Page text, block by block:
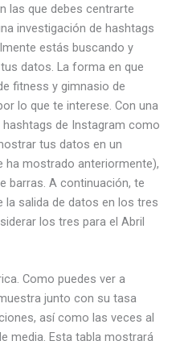
las que debes centrarte
investigación de hashtags
estás buscando y
datos. La forma en que
fitness y gimnasio de
lo que te interese. Con una
de Instagram como
tus datos en un
ha mostrado anteriormente),
barras. A continuación, te
salida de datos en los tres
los tres para el Abril
Como puedes ver a
junto con su tasa
así como las veces al
media. Esta tabla mostrará